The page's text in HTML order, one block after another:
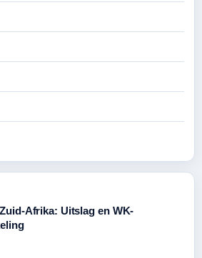
Afrika: Uitslag en WK-